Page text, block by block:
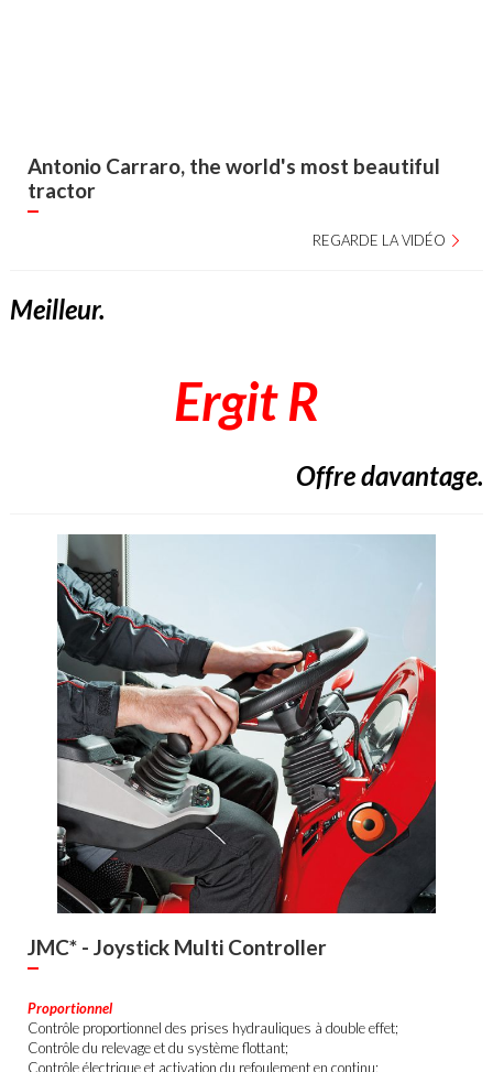
Antonio Carraro, the world's most beautiful
tractor
REGARDE LA VIDÉO
Meilleur.
Ergit R
Offre davantage.
JMC* - Joystick Multi Controller
Proportionnel
Contrôle proportionnel des prises hydrauliques à double effet;
Contrôle du relevage et du système flottant;
Contrôle électrique et activation du refoulement en continu;